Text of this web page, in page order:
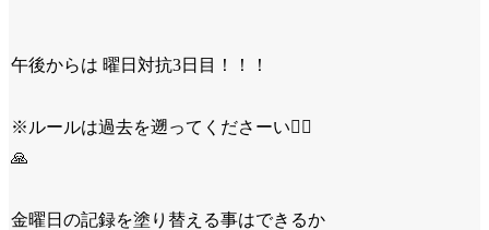
午後からは 曜日対抗3日目！！！
※ルールは過去を遡ってくださーい🙇‍♀️
🙏
金曜日の記録を塗り替える事はできるか